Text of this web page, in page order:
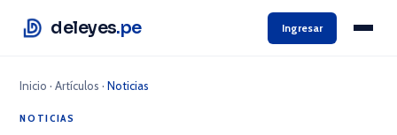
deleyes.pe Ingresar
Inicio ·Artículos ·Noticias
NOTICIAS